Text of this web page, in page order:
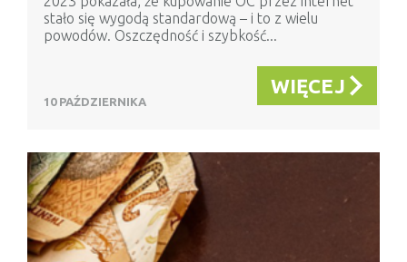
stało się wygodą standardową – i to z wielu
powodów. Oszczędność i szybkość...
10 PAŹDZIERNIKA
WIĘCEJ